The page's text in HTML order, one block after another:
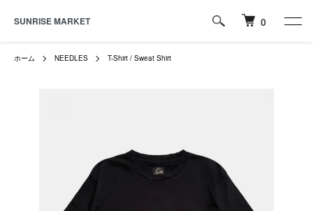
SUNRISE MARKET 0
ホーム NEEDLES T-Shirt / Sweat Shirt